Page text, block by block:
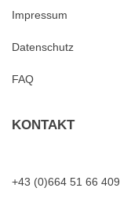
Impressum
Datenschutz
FAQ
KONTAKT
+43 (0)664 51 66 409